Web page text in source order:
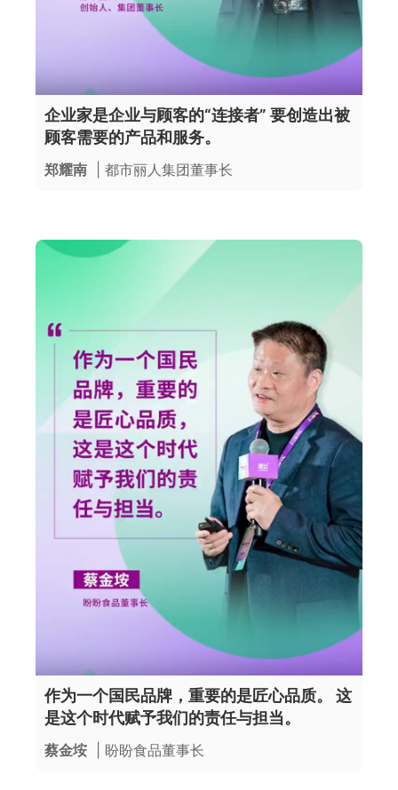
企业家是企业与顾客的“连接者” 要创造出被
顾客需要的产品和服务。
郑耀南 | 都市丽人集团董事长
作为一个国民品牌，重要的是匠心品质。 这
是这个时代赋予我们的责任与担当。
蔡金垵 | 盼盼食品董事长